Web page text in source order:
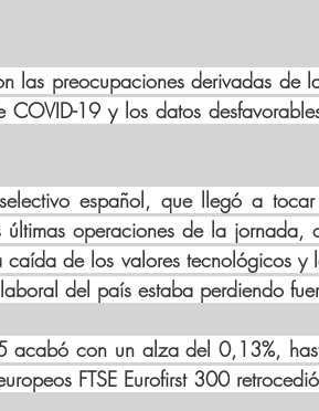
las preocupaciones derivadas de
COVID-19 y los datos
español, que llegó a
últimas operaciones de la
de los valores tecnológicos y
del país estaba perdiendo
acabó con un alza del 0,13%,
FTSE Eurofirst 300